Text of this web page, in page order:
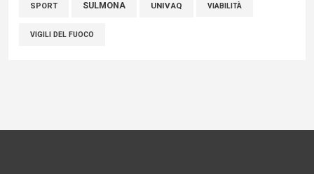
SPORT SULMONA UNIVAQ VIABILITÀ
VIGILI DEL FUOCO